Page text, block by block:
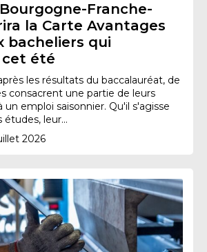
Franche-
la Carte Avantages
bacheliers qui
été
les résultats du baccalauréat, de
consacrent une partie de leurs
un emploi saisonnier. Qu'il s'agisse
leur...
2026